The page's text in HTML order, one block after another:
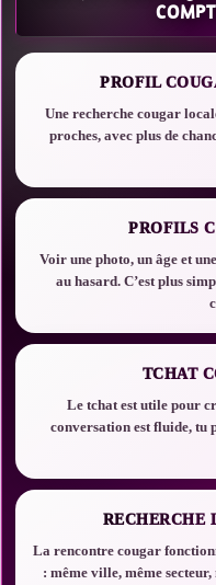
PROFIL
Une recherche cougar
proches, avec plus de
PROFILS
Voir une photo, un âge et
au hasard. C’est plus
TCHAT
Le tchat est utile pour
conversation est fluide, tu
RECHERCHE
La rencontre cougar
: même ville, même secteur,